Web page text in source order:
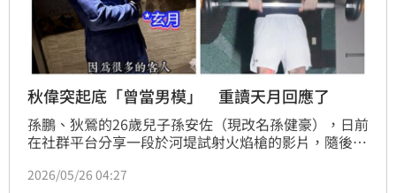
秋偉突起底「曾當男模」 重讀天月回應了
孫鵬、狄鶯的26歲兒子孫安佐（現改名孫健豪），日前
在社群平台分享一段於河堤試射火焰槍的影片，隨後因
院裁定羈押禁見，重讀天月因而結束與孫安佐合作，重
2026/05/26 04:27